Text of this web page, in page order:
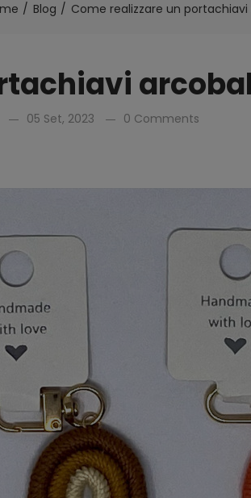
Blog Come realizzare un
05 Set, 2023 0 Comments